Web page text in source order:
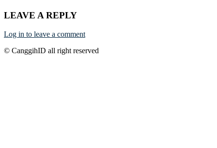
LEAVE A REPLY
Log in to leave a comment
© CanggihID all right reserved